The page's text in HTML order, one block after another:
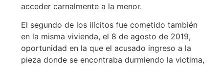
acceder carnalmente a la menor.
El segundo de los ilícitos fue cometido también
en la misma vivienda, el 8 de agosto de 2019,
oportunidad en la que el acusado ingreso a la
pieza donde se encontraba durmiendo la victima,